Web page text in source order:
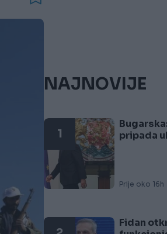
NAJNOVIJE
1
pripada
Prije oko 16h
Fidan